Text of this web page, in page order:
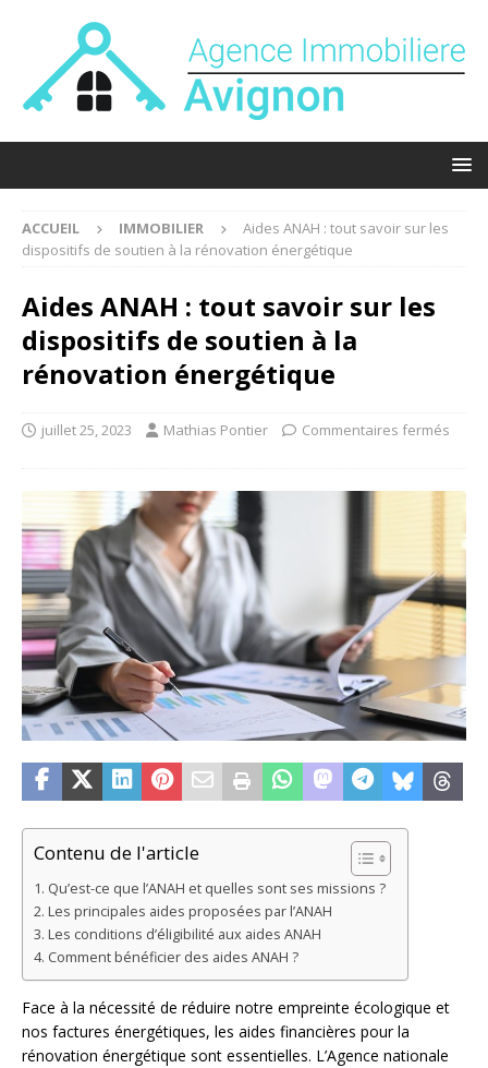
ACCUEIL IMMOBILIER
Aides ANAH : tout savoir sur les
dispositifs de soutien à la rénovation énergétique
Aides ANAH : tout savoir sur les
dispositifs de soutien à la
rénovation énergétique
juillet 25, 2023 Mathias Pontier Commentaires fermés
Contenu de l'article
Qu’est-ce que l’ANAH et quelles sont ses missions ?
Les principales aides proposées par l’ANAH
Les conditions d’éligibilité aux aides ANAH
Comment bénéficier des aides ANAH ?
Face à la nécessité de réduire notre empreinte écologique et
nos factures énergétiques, les aides financières pour la
rénovation énergétique sont essentielles. L’Agence nationale